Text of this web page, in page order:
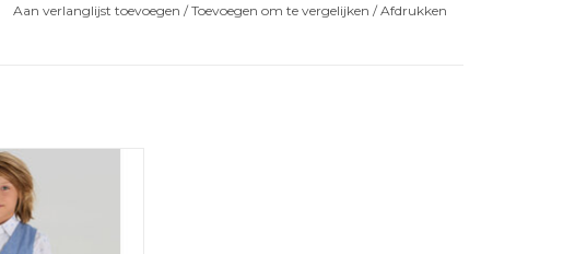
Aan verlanglijst toevoegen /Toevoegen om te vergelijken /Afdrukken
Nelson orange
WINKELWAGEN